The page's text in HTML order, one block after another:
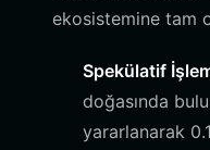
ekosistemine tam
Spekülatif
doğasında
yararlanarak